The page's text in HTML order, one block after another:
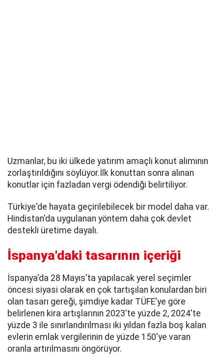
Uzmanlar, bu iki ülkede yatırım amaçlı konut alımının
zorlaştırıldığını söylüyor.İlk konuttan sonra alınan
konutlar için fazladan vergi ödendiği belirtiliyor.
Türkiye'de hayata geçirilebilecek bir model daha var.
Hindistan'da uygulanan yöntem daha çok devlet
destekli üretime dayalı.
İspanya'daki tasarının içeriği
İspanya'da 28 Mayıs'ta yapılacak yerel seçimler
öncesi siyasi olarak en çok tartışılan konulardan biri
olan tasarı gereği, şimdiye kadar TÜFE'ye göre
belirlenen kira artışlarının 2023'te yüzde 2, 2024'te
yüzde 3 ile sınırlandırılması iki yıldan fazla boş kalan
evlerin emlak vergilerinin de yüzde 150'ye varan
oranla artırılmasını öngörüyor.